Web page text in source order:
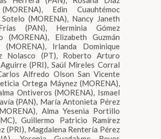
Edin Cuauhtémoc
(MORENA), Nancy Janeth
(PAN), Herminia Gómez
(MORENA), Elizabeth Guzmán
(MORENA), Irlanda Dominique
Nolasco (PT), Roberto Arturo
(PRI), Saúl Mireles Corral
Alfredo Olson San Vicente
Ortega Máynez (MORENA),
Ontiveros (MORENA), Ismael
(PAN), María Antonieta Pérez
Alma Yesenia Portillo
Guillermo Patricio Ramírez
(PRI), Magdalena Rentería Pérez